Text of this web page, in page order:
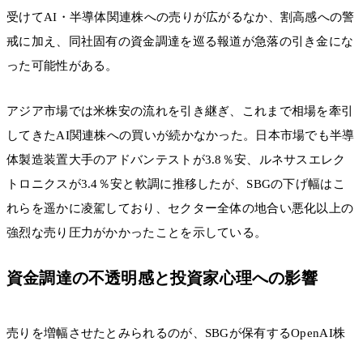
受けてAI・半導体関連株への売りが広がるなか、割高感への警
戒に加え、同社固有の資金調達を巡る報道が急落の引き金にな
った可能性がある。
アジア市場では米株安の流れを引き継ぎ、これまで相場を牽引
してきたAI関連株への買いが続かなかった。日本市場でも半導
体製造装置大手のアドバンテストが3.8％安、ルネサスエレク
トロニクスが3.4％安と軟調に推移したが、SBGの下げ幅はこ
れらを遥かに凌駕しており、セクター全体の地合い悪化以上の
強烈な売り圧力がかかったことを示している。
資金調達の不透明感と投資家心理への影響
売りを増幅させたとみられるのが、SBGが保有するOpenAI株